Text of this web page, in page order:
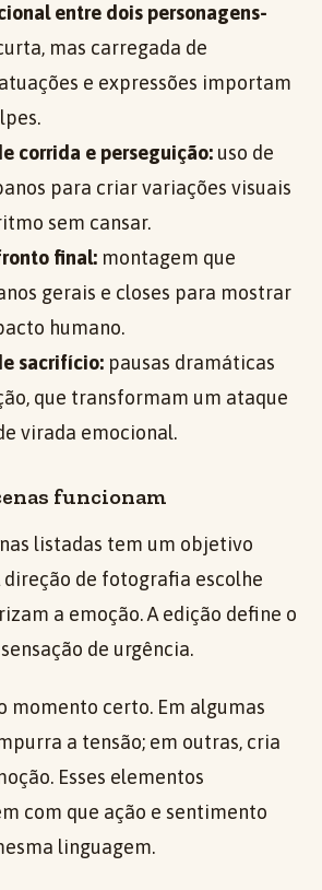
entre dois personagens-
mas carregada de
e expressões importam
corrida e perseguição: uso de
para criar variações visuais
sem cansar.
final: montagem que
gerais e closes para mostrar
humano.
sacrifício: pausas dramáticas
que transformam um ataque
virada emocional.
funcionam
listadas tem um objetivo
de fotografia escolhe
a emoção. A edição define o
de urgência.
momento certo. Em algumas
a tensão; em outras, cria
Esses elementos
com que ação e sentimento
linguagem.